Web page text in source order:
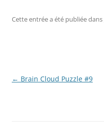
Cette entrée a été publiée dans
Navigation
← Brain Cloud Puzzle #9